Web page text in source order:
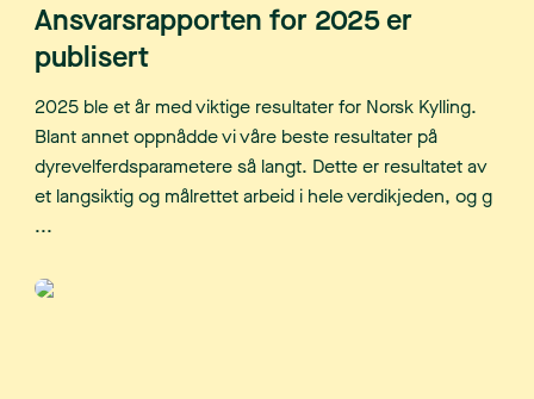
Ansvarsrapporten for 2025 er
publisert
2025 ble et år med viktige resultater for Norsk Kylling.
Blant annet oppnådde vi våre beste resultater på
dyrevelferdsparametere så langt. Dette er resultatet av
et langsiktig og målrettet arbeid i hele verdikjeden, og g
...